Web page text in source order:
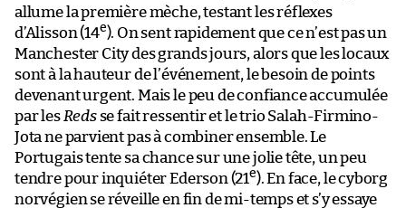
allume la première mèche, testant les réflexes
d’Alisson (14e). On sent rapidement que ce n’est pas un
Manchester City des grands jours, alors que les locaux
sont à la hauteur de l’événement, le besoin de points
devenant urgent. Mais le peu de confiance accumulée
par les Redsse fait ressentir et le trio Salah-Firmino-
Jota ne parvient pas à combiner ensemble. Le
Portugais tente sa chance sur une jolie tête, un peu
tendre pour inquiéter Ederson (21e). En face, le cyborg
norvégien se réveille en fin de mi-temps et s’y essaye